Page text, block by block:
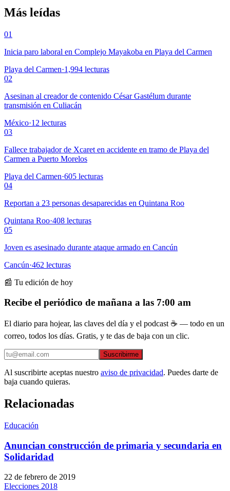
Más leídas
01
Inicia paro laboral en Complejo Mayakoba en Playa del Carmen
Playa del Carmen·1,994 lecturas
02
Asesinan al creador de contenido César Gastélum durante
transmisión en Culiacán
México·12 lecturas
03
Fallece trabajador de Xcaret en accidente en tramo de Playa del
Carmen a Puerto Morelos
Playa del Carmen·605 lecturas
04
Reportan a 23 personas desaparecidas en Quintana Roo
Quintana Roo·408 lecturas
05
Joven es asesinado durante ataque armado en Cancún
Cancún·462 lecturas
📰 Tu edición de hoy
Recibe el periódico de mañana a las 7:00 am
El diario para hojear, las claves del día y el podcast ☕ — todo en un
correo, todos los días. Gratis, y te das de baja con un clic.
Suscribirme
Al suscribirte aceptas nuestro aviso de privacidad. Puedes darte de
baja cuando quieras.
Relacionadas
Educación
Anuncian construcción de primaria y secundaria en
Solidaridad
22 de febrero de 2019
Elecciones 2018